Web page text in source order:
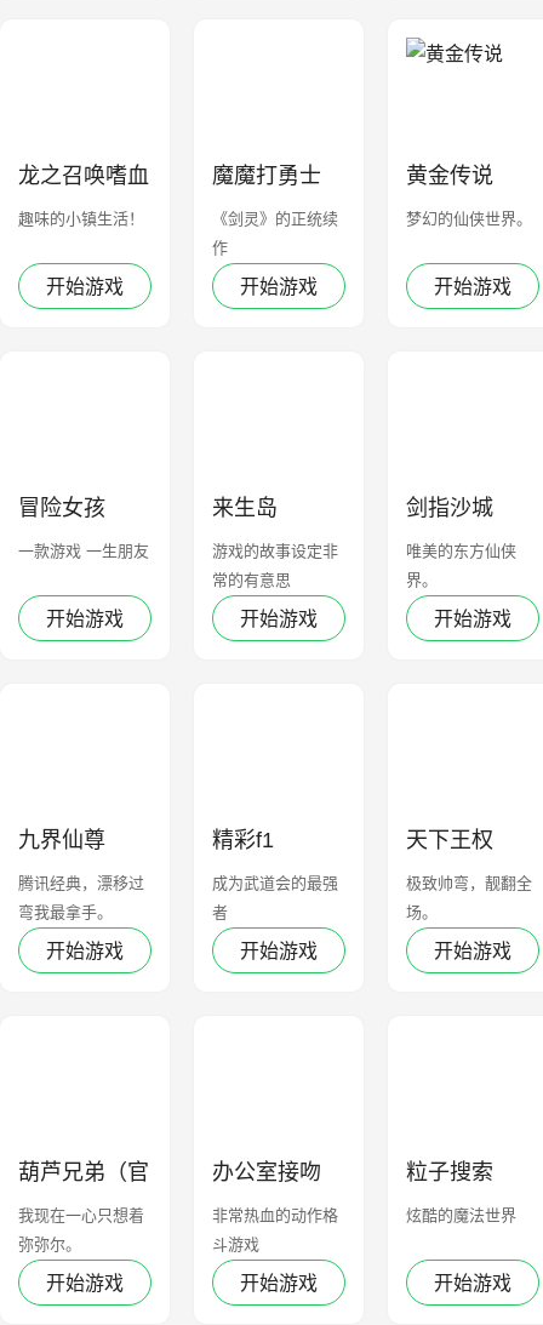
龙之召唤嗜血
迷城
趣味的小镇生活！
开始游戏
魔魔打勇士
《剑灵》的正统续
作
开始游戏
黄金传说
梦幻的仙侠世界。
开始游戏
冒险女孩
一款游戏 一生朋友
开始游戏
来生岛
游戏的故事设定非
常的有意思
开始游戏
剑指沙城
唯美的东方仙侠
界。
开始游戏
九界仙尊
腾讯经典，漂移过
弯我最拿手。
开始游戏
精彩f1
成为武道会的最强
者
开始游戏
天下王权
极致帅弯，靓翻全
场。
开始游戏
葫芦兄弟（官
方正版）
我现在一心只想着
弥弥尔。
开始游戏
办公室接吻
非常热血的动作格
斗游戏
开始游戏
粒子搜索
炫酷的魔法世界
开始游戏